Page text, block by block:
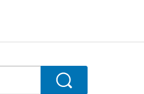
検索